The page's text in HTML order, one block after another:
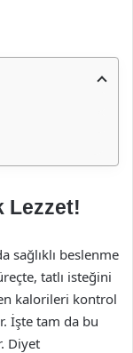
Lezzet!
sağlıklı beslenme
tatlı isteğini
kalorileri kontrol
İşte tam da bu
Diyet